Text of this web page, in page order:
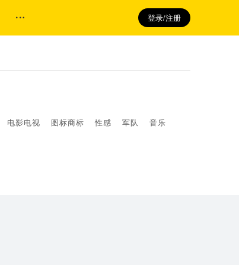
登录/注册
电影电视 图标商标 性感 军队
音乐